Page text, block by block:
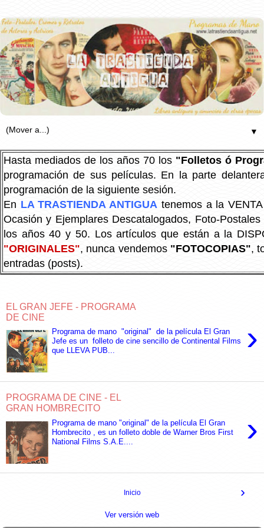
▼
Hasta mediados de los años 70 los "Folletos ó
programación de sus películas. En la parte
programación de la siguiente sesión.
En LA TRASTIENDA ANTIGUA tenemos a la
Ocasión y Ejemplares Descatalogados, Foto-
los años 40 y 50. Los artículos que están a la
"ORIGINALES", nunca vendemos "FOTOCOPIAS",
entradas (posts).
EL GRAN JEFE - PROGRAMA
DE CINE
›
Programa de mano "original" de la película El Gran
Jefe es un folleto de cine sencillo de Continental Films
que LLEVA PUB...
PROGRAMA DE CINE - EL
GRAN HOMBRECITO
›
Programa de mano "original" de la película El Gran
Hombrecito , es un folleto doble de Warner Bros First
National Films S.A.E....
›
Inicio
Ver versión web